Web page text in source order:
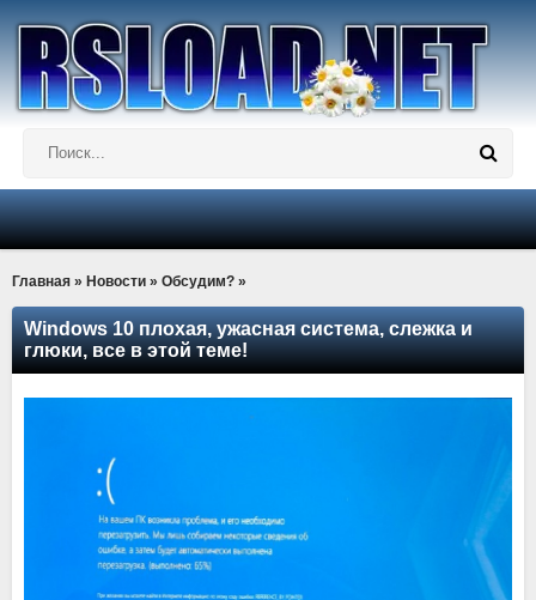
Главная » Новости » Обсудим? »
Windows 10 плохая, ужасная система, слежка и
глюки, все в этой теме!